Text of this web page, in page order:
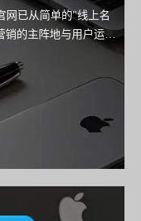
网已从简单的"线上名
销的主阵地与用户运营
构建一个集品牌展示、
高端官方网站，确保
增长的战略资产。